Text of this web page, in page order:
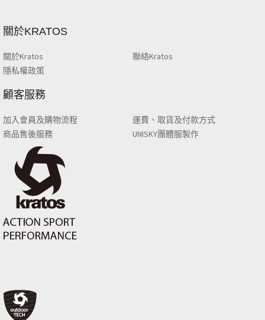
關於KRATOS
關於Kratos
聯絡Kratos
隱私權政策
顧客服務
加入會員及購物流程
運費、取貨及付款方式
商品售後服務
UNISKY團體服製作